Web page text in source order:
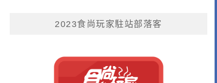
2023食尚玩家駐站部落客